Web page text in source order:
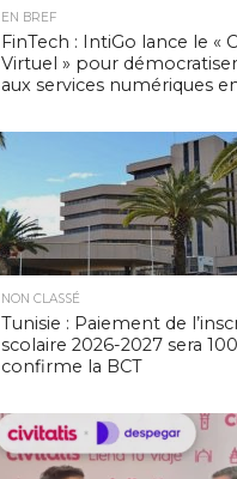
EN BREF
FinTech : IntiGo lance le «
Virtuel » pour démocratiser
aux services numériques
NON CLASSÉ
Tunisie : Paiement de
scolaire 2026-2027 sera
confirme la BCT